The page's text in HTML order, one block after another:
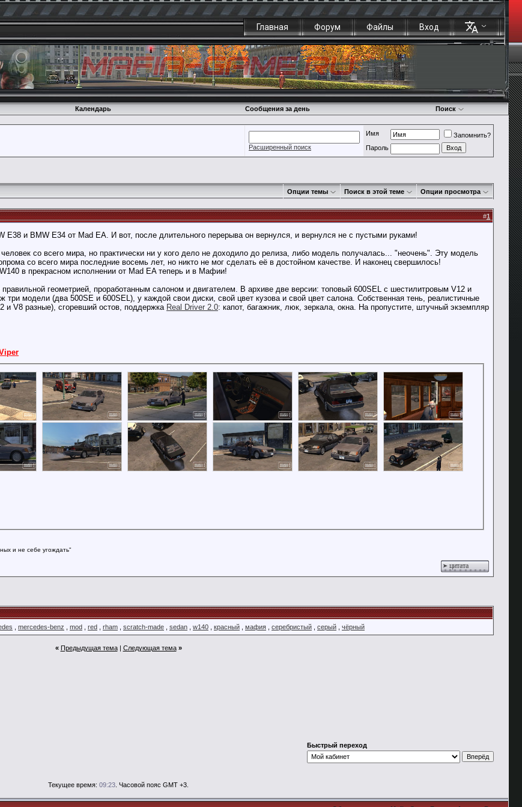
Главная Форум Файлы Вход
Календарь Сообщения за день Поиск
Расширенный поиск
Имя
Запомнить?
Пароль
Опции темы Поиск в этой теме Опции просмотра
#1
и BMW E34 от Mad EA. И вот, после длительного перерыва он вернулся, и вернулся не с пустыми руками!
со всего мира, но практически ни у кого дело не доходило до релиза, либо модель получалась... "неочень". Эту модель
со всего мира последние восемь лет, но никто не мог сделать её в достойном качестве. И наконец свершилось!
в прекрасном исполнении от Mad EA теперь и в Мафии!
геометрией, проработанным салоном и двигателем. В архиве две версии: топовый 600SEL с шестилитровым V12 и
модели (два 500SE и 600SEL), у каждой свои диски, свой цвет кузова и свой цвет салона. Собственная тень, реалистичные
и V8 разные), сгоревший остов, поддержка Real Driver 2.0: капот, багажник, люк, зеркала, окна. На пропустите, штучный экземпляр
и не себе угождать"
цитата
mercedes-benz mod red rham scratch-made sedan w140 красный мафия серебристый серый чёрный
« Предыдущая тема| Следующая тема »
Быстрый переход
Текущее время: 09:23 . Часовой пояс GMT +3.